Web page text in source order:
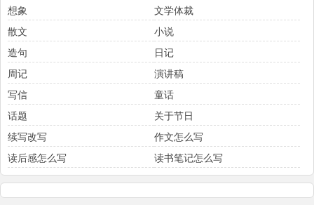
想象
文学体裁
散文
小说
造句
日记
周记
演讲稿
写信
童话
话题
关于节日
续写改写
作文怎么写
读后感怎么写
读书笔记怎么写